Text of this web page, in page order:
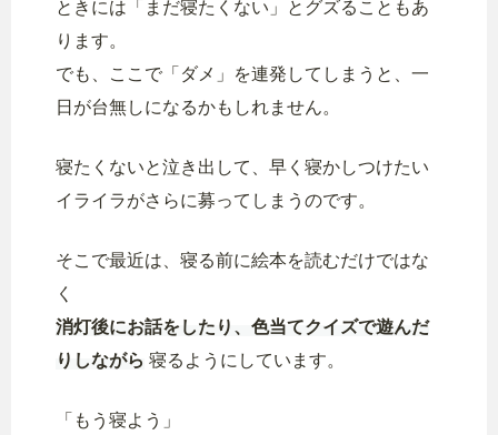
ときには「まだ寝たくない」とグズることもあ
ります。
でも、ここで「ダメ」を連発してしまうと、一
日が台無しになるかもしれません。
寝たくないと泣き出して、早く寝かしつけたい
イライラがさらに募ってしまうのです。
そこで最近は、寝る前に絵本を読むだけではな
く
消灯後にお話をしたり、色当てクイズで遊んだ
りしながら 寝るようにしています。
「もう寝よう」